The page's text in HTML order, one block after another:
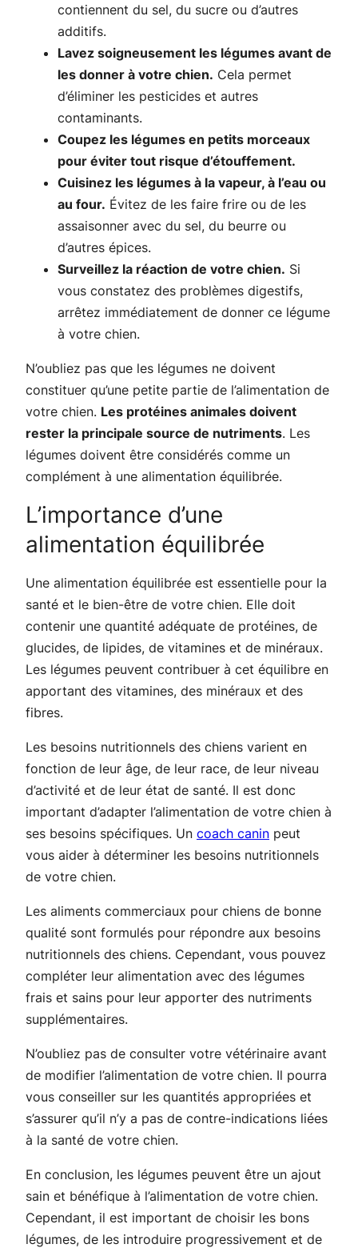
contiennent du sel, du sucre ou d’autres
additifs.
Lavez soigneusement les légumes avant de
les donner à votre chien. Cela permet
d’éliminer les pesticides et autres
contaminants.
Coupez les légumes en petits morceaux
pour éviter tout risque d’étouffement.
Cuisinez les légumes à la vapeur, à l’eau ou
au four. Évitez de les faire frire ou de les
assaisonner avec du sel, du beurre ou
d’autres épices.
Surveillez la réaction de votre chien. Si
vous constatez des problèmes digestifs,
arrêtez immédiatement de donner ce légume
à votre chien.
N’oubliez pas que les légumes ne doivent
constituer qu’une petite partie de l’alimentation de
votre chien. Les protéines animales doivent
rester la principale source de nutriments. Les
légumes doivent être considérés comme un
complément à une alimentation équilibrée.
L’importance d’une
alimentation équilibrée
Une alimentation équilibrée est essentielle pour la
santé et le bien-être de votre chien. Elle doit
contenir une quantité adéquate de protéines, de
glucides, de lipides, de vitamines et de minéraux.
Les légumes peuvent contribuer à cet équilibre en
apportant des vitamines, des minéraux et des
fibres.
Les besoins nutritionnels des chiens varient en
fonction de leur âge, de leur race, de leur niveau
d’activité et de leur état de santé. Il est donc
important d’adapter l’alimentation de votre chien à
ses besoins spécifiques. Un coach canin peut
vous aider à déterminer les besoins nutritionnels
de votre chien.
Les aliments commerciaux pour chiens de bonne
qualité sont formulés pour répondre aux besoins
nutritionnels des chiens. Cependant, vous pouvez
compléter leur alimentation avec des légumes
frais et sains pour leur apporter des nutriments
supplémentaires.
N’oubliez pas de consulter votre vétérinaire avant
de modifier l’alimentation de votre chien. Il pourra
vous conseiller sur les quantités appropriées et
s’assurer qu’il n’y a pas de contre-indications liées
à la santé de votre chien.
En conclusion, les légumes peuvent être un ajout
sain et bénéfique à l’alimentation de votre chien.
Cependant, il est important de choisir les bons
légumes, de les introduire progressivement et de